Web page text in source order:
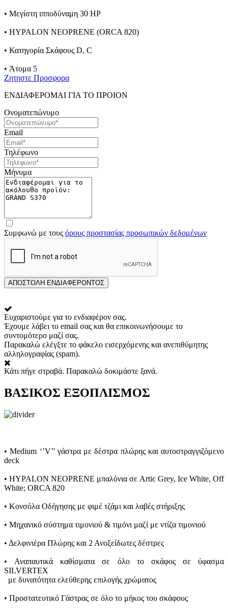
• Μεγίστη ιπποδύναμη 30 HP
• HYPALON NEOPRENE (ORCA 820)
• Κατηγορία Σκάφους D, C
• Άτομα 5
Ζητηστε Προσφορα
ΕΝΔΙΑΦΕΡΟΜΑΙ ΓΙΑ ΤΟ ΠΡΟΙΟΝ
Ονοματεπώνυμο
Email
Τηλέφωνο
Μήνυμα
Συμφωνώ με τους όρους προστασίας προσωπικών δεδομένων
ΑΠΟΣΤΟΛΗ ΕΝΔΙΑΦΕΡΟΝΤΟΣ
Ευχαριστούμε για το ενδιαφέρον σας.
Έχουμε λάβει το email σας και θα επικοινωνήσουμε το
συντομότερο μαζί σας.
Παρακαλώ ελέγξτε το φάκελο εισερχόμενης και ανεπιθύμητης
αλληλογραφίας (spam).
Κάτι πήγε στραβά. Παρακαλώ δοκιμάστε ξανά.
ΒΑΣΙΚΟΣ ΕΞΟΠΛΙΣΜΟΣ
• Medium ‘’V’’ γάστρα με δέστρα πλώρης και αυτοστραγγιζόμενο
deck
• HYPALON NEOPRENE μπαλόνια σε Artic Grey, Ice White, Off
White; ORCA 820
• Κονσόλα Οδήγησης με φιμέ τζάμι και λαβές στήριξης
• Μηχανικό σύστημα τιμονιού & τιμόνι μαζί με ντίζα τιμονιού
• Δελφινιέρα Πλώρης και 2 Ανοξείδωτες δέστρες
• Αναπαυτικά καθίσματα σε όλο το σκάφος σε ύφασμα
SILVERTEX
με δυνατότητα ελεύθερης επιλογής χρώματος
• Προστατευτικό Γάστρας σε όλο το μήκος του σκάφους